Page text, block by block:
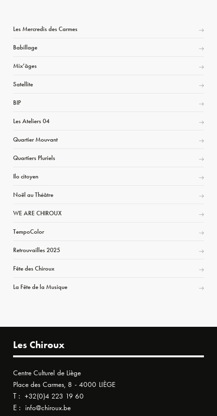
Les Mercredis des Carmes
Babillage
Mix’âges
Satellite
BIP
Les Ateliers 04
Quartier Mouvant
Quartiers Pluriels
Ilo citoyen
Noël au Théâtre
WE ARE CHIROUX
TempoColor
Retrouvailles 2025
Fête des Chiroux
La Fête de la Musique
Les Chiroux
Centre Culturel de Liège
Place des Carmes, 8 - 4000 LIÈGE
T : +32(0)4 223 19 60
E : info@chiroux.be